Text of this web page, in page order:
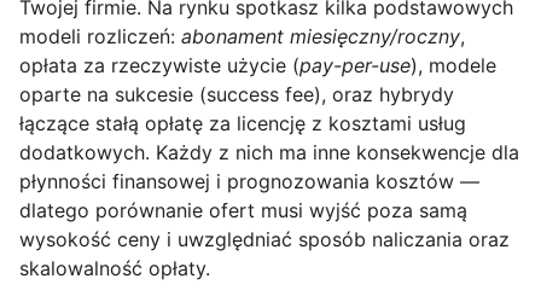
Twojej firmie. Na rynku spotkasz kilka podstawowych
modeli rozliczeń: abonament miesięczny/roczny,
opłata za rzeczywiste użycie (pay-per-use), modele
oparte na sukcesie (success fee), oraz hybrydy
łączące stałą opłatę za licencję z kosztami usług
dodatkowych. Każdy z nich ma inne konsekwencje dla
płynności finansowej i prognozowania kosztów —
dlatego porównanie ofert musi wyjść poza samą
wysokość ceny i uwzględniać sposób naliczania oraz
skalowalność opłaty.